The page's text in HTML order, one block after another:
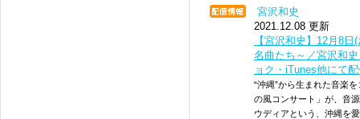
宮沢和史
2021.12.08 更新
【宮沢和史】12月8
名曲たち～／宮沢和
ョク・iTunes他にて
“沖縄”から生まれた音楽
の風コンサート」が、音
ウディアという、沖縄を